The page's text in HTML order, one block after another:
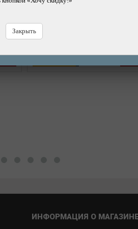
Закрыть
10%
широкая 2.80-3.20 (71/81-
Цена:
ИНФОРМАЦИЯ О